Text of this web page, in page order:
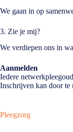
We gaan in op
3. Zie je mij?
We verdiepen ons in
Aanmelden
Iedere
Inschrijven kan door te
Pleegzorg